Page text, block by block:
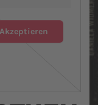
Akzeptieren